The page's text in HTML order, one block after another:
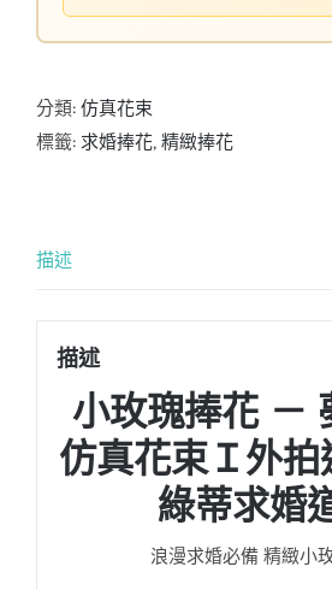
分類: 仿真花束
標籤: 求婚捧花, 精緻捧花
描述
描述
小玫瑰捧花 －
仿真花束Ｉ外
綠蒂求婚
浪漫求婚必備 精緻小